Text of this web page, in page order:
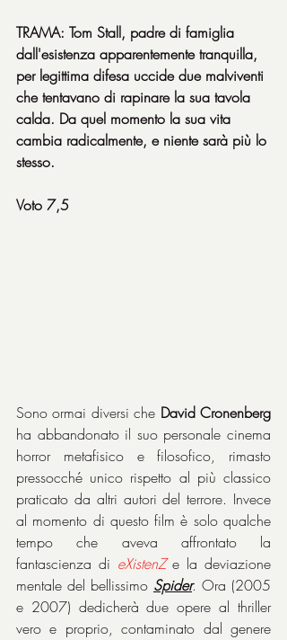
TRAMA: Tom Stall, padre di famiglia
dall'esistenza apparentemente tranquilla,
per legittima difesa uccide due malviventi
che tentavano di rapinare la sua tavola
calda. Da quel momento la sua vita
cambia radicalmente, e niente sarà più lo
stesso.
Voto 7,5
Sono ormai diversi che David Cronenberg
ha abbandonato il suo personale cinema
horror metafisico e filosofico, rimasto
pressocché unico rispetto al più classico
praticato da altri autori del terrore. Invece
al momento di questo film è solo qualche
tempo che aveva affrontato la
fantascienza di eXistenZ e la deviazione
mentale del bellissimo Spider. Ora (2005
e 2007) dedicherà due opere al thriller
vero e proprio, contaminato dal genere